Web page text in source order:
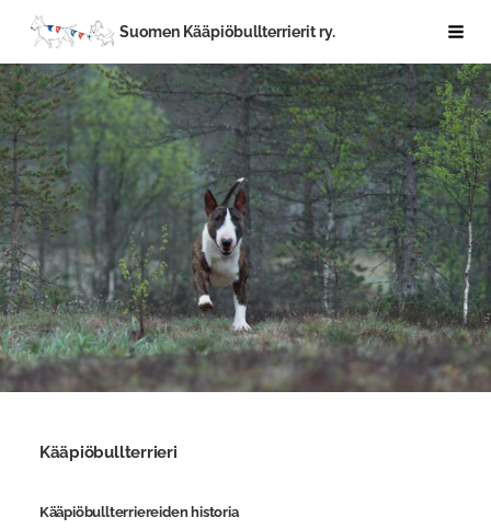
Siirry
sivun
sisältöön
Suomen Kääpiöbullterrierit ry.
Kääpiöbullterrieri
Kääpiöbullterriereiden historia